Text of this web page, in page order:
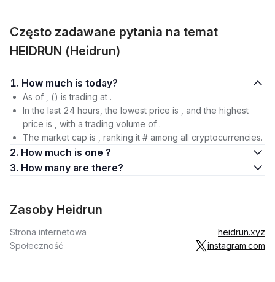
Często zadawane pytania na temat
HEIDRUN (Heidrun)
1. How much is today?
As of , () is trading at .
In the last 24 hours, the lowest price is , and the highest
price is , with a trading volume of .
The market cap is , ranking it # among all cryptocurrencies.
2. How much is one ?
3. How many are there?
Zasoby Heidrun
Strona internetowa
heidrun.xyz
Społeczność
instagram.com